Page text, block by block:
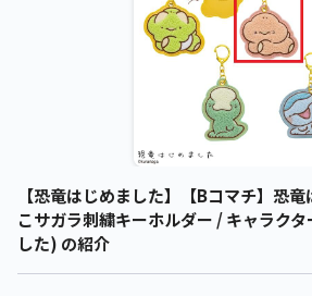
【恐竜はじめました】【Bコマチ】恐
こサガラ刺繍キーホルダー / キャラク
した) の紹介